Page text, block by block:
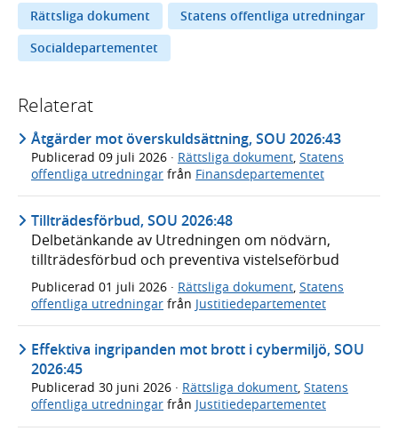
Rättsliga dokument
Statens offentliga utredningar
Socialdepartementet
Relaterat
Åtgärder mot överskuldsättning, SOU 2026:43
Publicerad 09 juli 2026 · Rättsliga dokument, Statens
offentliga utredningar från Finansdepartementet
Tillträdesförbud, SOU 2026:48
Delbetänkande av Utredningen om nödvärn,
tillträdesförbud och preventiva vistelseförbud
Publicerad 01 juli 2026 · Rättsliga dokument Statens
offentliga utredningar från Justitiedepartementet
Effektiva ingripanden mot brott i cybermiljö, SOU
2026:45
Publicerad 30 juni 2026 · Rättsliga dokument, Statens
offentliga utredningar från Justitiedepartementet